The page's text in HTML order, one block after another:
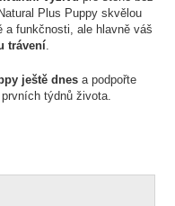
Plus Puppy skvělou
funkčnosti, ale hlavně váš
trávení.
ještě dnes a podpořte
týdnů života.